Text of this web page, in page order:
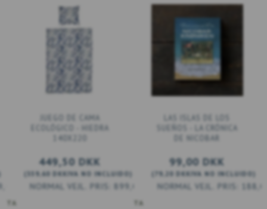
DKK
JUEGO DE CAMA
ECOLÓGICO - HIEDRA
140X220
449,50 DKK
(359,60 DKKIVA NO INCLUIDO)
899,00 DKK
LAS ISLAS DE LOS
SUEÑOS - LA CRÓNICA
DE NICOBAR
99,00 DKK
( 79,20 DKKIVA NO INCLUIDO)
AÑADIR A LA CESTA